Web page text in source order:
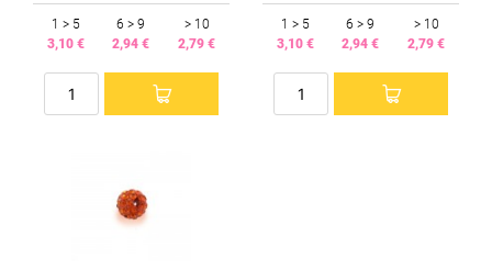
1 > 5
3,10 €
6 > 9
2,94 €
> 10
2,79 €
1 > 5
3,10 €
6 > 9
2,94 €
> 10
2,79 €